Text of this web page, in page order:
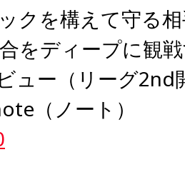
クを構えて守る
をディープに観
ュー（リーグ2nd
（ノート）